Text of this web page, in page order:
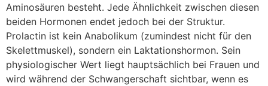
Aminosäuren besteht. Jede Ähnlichkeit zwischen diesen
beiden Hormonen endet jedoch bei der Struktur.
Prolactin ist kein Anabolikum (zumindest nicht für den
Skelettmuskel), sondern ein Laktationshormon. Sein
physiologischer Wert liegt hauptsächlich bei Frauen und
wird während der Schwangerschaft sichtbar, wenn es